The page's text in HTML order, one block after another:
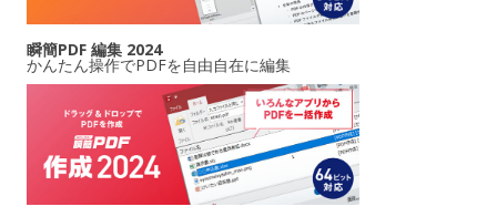
瞬簡PDF 編集 2024
かんたん操作でPDFを自由自在に編集